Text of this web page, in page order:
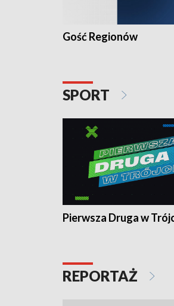
Gość Regionów
SPORT
Pierwsza Druga w
REPORTAŻ